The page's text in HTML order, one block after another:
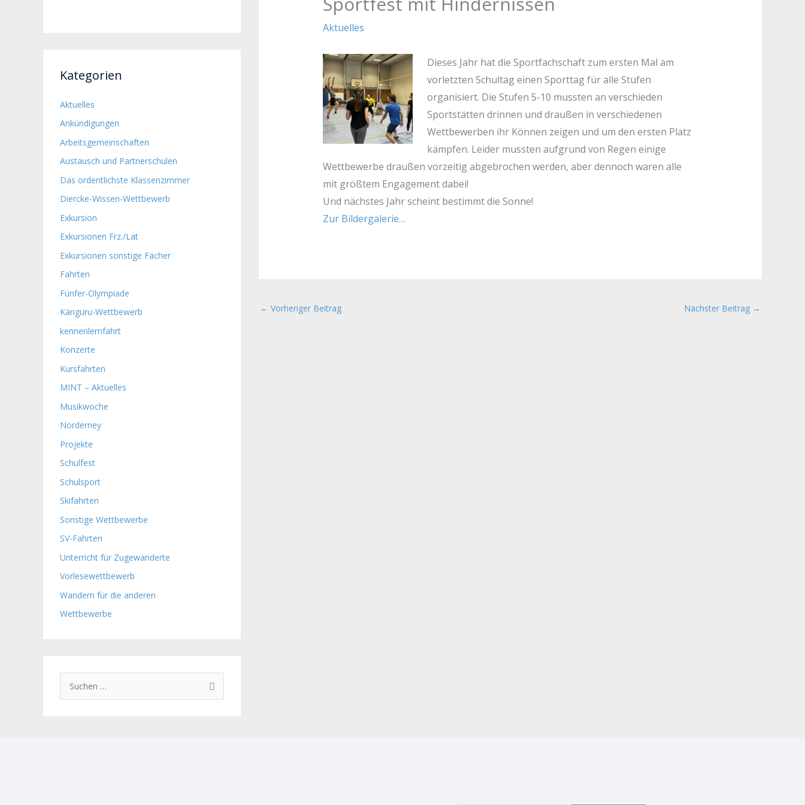
Kategorien
Aktuelles
Ankündigungen
Arbeitsgemeinschaften
Austausch und Partnerschulen
Das ordentlichste Klassenzimmer
Diercke-Wissen-Wettbewerb
Exkursion
Exkursionen Frz./Lat
Exkursionen sonstige Fächer
Fahrten
Fünfer-Olympiade
Känguru-Wettbewerb
kennenlernfahrt
Konzerte
Kursfahrten
MINT – Aktuelles
Musikwoche
Norderney
Projekte
Schulfest
Schulsport
Skifahrten
Sonstige Wettbewerbe
SV-Fahrten
Unterricht für Zugewanderte
Vorlesewettbewerb
Wandern für die anderen
Wettbewerbe
Aktuelles
Dieses Jahr hat die Sportfachschaft zum ersten Mal am
vorletzten Schultag einen Sporttag für alle Stufen
organisiert. Die Stufen 5-10 mussten an verschieden
Sportstätten drinnen und draußen in verschiedenen
Wettbewerben ihr Können zeigen und um den ersten Platz
kämpfen. Leider mussten aufgrund von Regen einige
Wettbewerbe draußen vorzeitig abgebrochen werden, aber dennoch waren alle
mit größtem Engagement dabei!
Und nächstes Jahr scheint bestimmt die Sonne!
Zur Bildergalerie…
← Vorheriger Beitrag Nächster Beitrag →